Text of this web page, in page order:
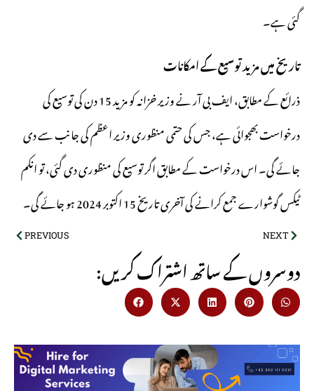
گئی ہے۔
تاریخ میں مزید توسیع کے امکانات
ذرائع کے مطابق، ایف بی آر نے وزیر خزانہ کو مزید 15 دن کی توسیع کی
درخواست بھجوائی ہے، جس کی حتمی منظوری وزیر اعظم کی جانب سے دی
جائے گی۔ اس درخواست کے مطابق اگر توسیع کی منظوری دی گئی، تو انکم
ٹیکس گوشوارے جمع کرانے کی آخری تاریخ 15 اکتوبر 2024 ہو جائے گی۔
PREVIOUS NEXT
:دوسروں کے ساتھ اشتراک کریں